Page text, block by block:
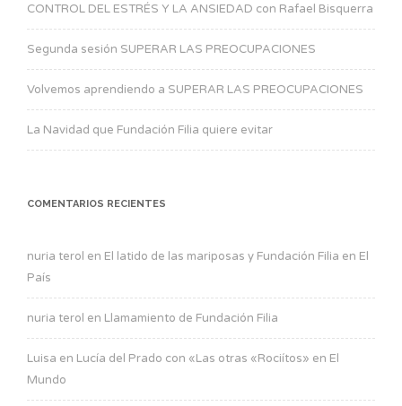
CONTROL DEL ESTRÉS Y LA ANSIEDAD con Rafael Bisquerra
Segunda sesión SUPERAR LAS PREOCUPACIONES
Volvemos aprendiendo a SUPERAR LAS PREOCUPACIONES
La Navidad que Fundación Filia quiere evitar
COMENTARIOS RECIENTES
nuria terol en El latido de las mariposas y Fundación Filia en El
País
nuria terol en Llamamiento de Fundación Filia
Luisa en Lucía del Prado con «Las otras «Rociítos» en El
Mundo